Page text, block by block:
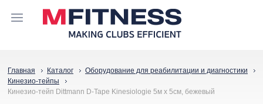
Главная Каталог
Оборудование для реабилитации и диагностики
Кинезио-тейпы
Кинезио-тейп Dittmann D-Tape Kinesiologie 5м x 5см, бежевый